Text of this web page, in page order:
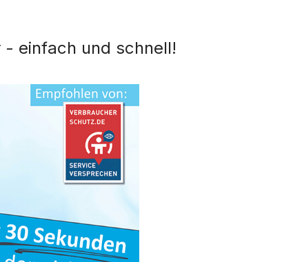
einfach und schnell!